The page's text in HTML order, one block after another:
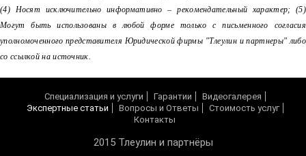
(4) Носят исключительно информативно – рекомендательный характер; (5)
Могут быть использованы в любой форме только с письменного согласия
уполномоченного представителя Юридической фирмы "Тлеулин и партнеры" либо
со ссылкой на источник.
Cпециализация и услуги Гарантии
Видеогалерея
Экспертные статьи
Вопросы и Ответы
Cтоимость услуг
Контакты
2015 Тлеулин и партнёры